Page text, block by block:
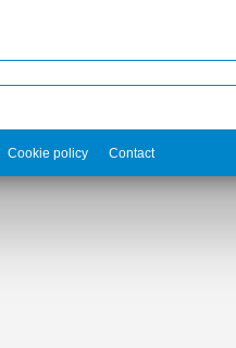
Cookie policy Contact